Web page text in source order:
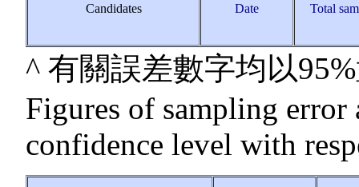
Candidates
Date
Total
^ 有關誤差數字均以
Figures of sampling error
confidence level with